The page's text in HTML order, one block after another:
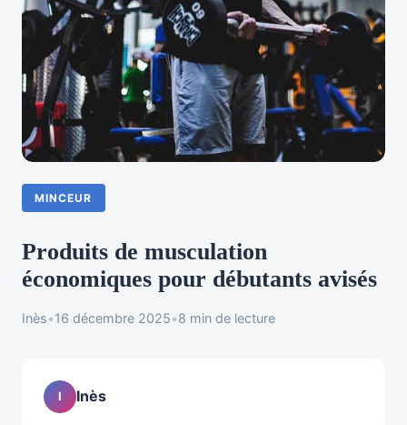
MINCEUR
Produits de musculation
économiques pour débutants avisés
Inès•16 décembre 2025•8 min de lecture
I Inès